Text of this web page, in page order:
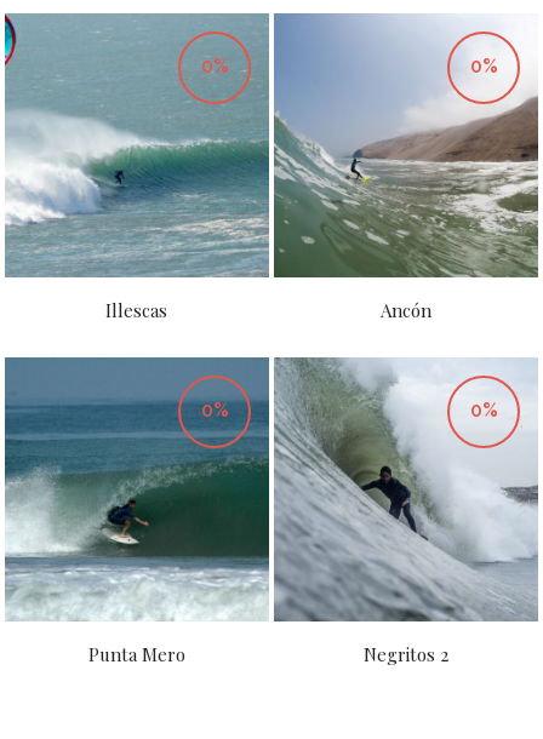
0%
Illescas
0%
Ancón
0%
Punta Mero
0%
Negritos 2